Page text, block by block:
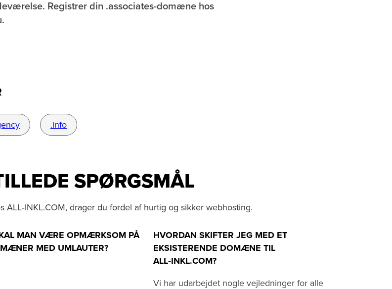
Registrer din .associates-domæne hos
.info
SPØRGSMÅL
drager du fordel af hurtig og sikker webhosting.
MAN VÆRE OPMÆRKSOM PÅ
MED UMLAUTER?
HVORDAN SKIFTER JEG MED ET
EKSISTERENDE DOMÆNE TIL
ALL‑INKL.COM?
Vi har udarbejdet nogle vejledninger for alle